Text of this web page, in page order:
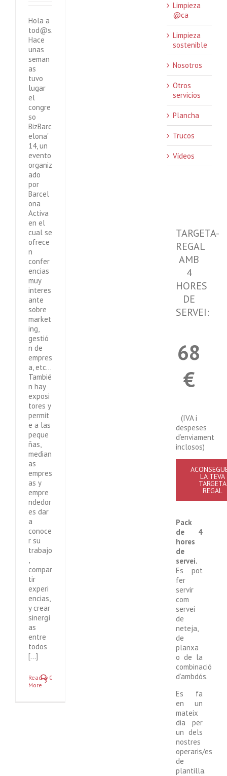
Hola a
tod@s.
Hace
unas
seman
as
tuvo
lugar
el
congre
so
BizBarc
elona'
14, un
evento
organiz
ado
por
Barcel
ona
Activa
en el
cual se
ofrece
n
confer
encias
muy
interes
ante
sobre
market
ing,
gestió
n de
empres
a, etc...
Tambié
n hay
exposi
tores y
permit
e a las
peque
ñas,
median
as
empres
as y
empre
ndedor
es dar
a
conoce
r su
trabajo
,
compar
tir
experi
encias,
y crear
sinergí
as
entre
todos
[...]
Read
More
0
Limpieza
@ca
Limpieza
sostenible
Nosotros
Otros
servicios
Plancha
Trucos
Vídeos
TARGETA-
REGAL
AMB
4
HORES
DE
SERVEI:
68
€
(IVA i
despeses
d’enviament
inclosos)
LA TEVA
TARGETA
REGAL
Pack
de 4
hores
de
servei.
Es pot
fer
servir
com
servei
de
neteja,
de
planxa
o de la
combinació
d’ambdós.
Es fa
en un
mateix
dia per
un dels
nostres
operaris/es
de
plantilla.